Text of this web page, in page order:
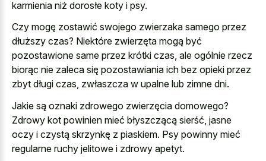
karmienia niż dorosłe koty i psy.
Czy mogę zostawić swojego zwierzaka samego przez
dłuższy czas? Niektóre zwierzęta mogą być
pozostawione same przez krótki czas, ale ogólnie rzecz
biorąc nie zaleca się pozostawiania ich bez opieki przez
zbyt długi czas, zwłaszcza w upalne lub zimne dni.
Jakie są oznaki zdrowego zwierzęcia domowego?
Zdrowy kot powinien mieć błyszczącą sierść, jasne
oczy i czystą skrzynkę z piaskiem. Psy powinny mieć
regularne ruchy jelitowe i zdrowy apetyt.